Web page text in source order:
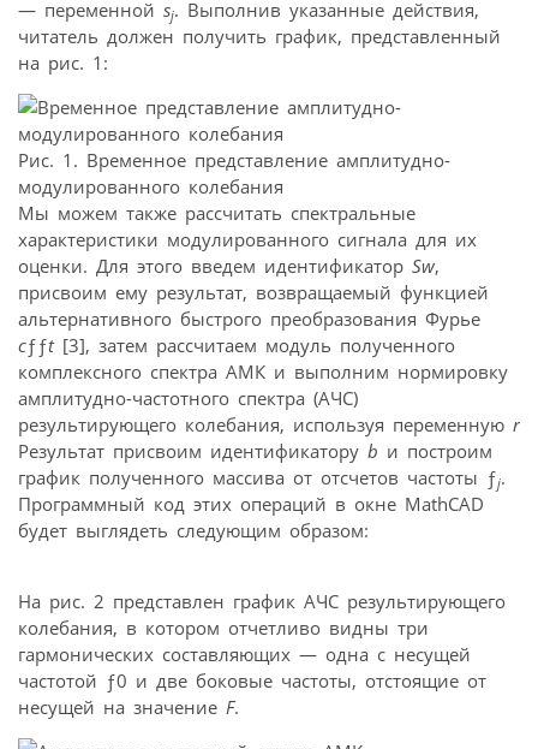
— переменной sj. Выполнив указанные действия,
читатель должен получить график, представленный
на рис. 1:
Рис. 1. Временное представление амплитудно-
модулированного колебания
Мы можем также рассчитать спектральные
характеристики модулированного сигнала для их
оценки. Для этого введем идентификатор Sw,
присвоим ему результат, возвращаемый функцией
альтернативного быстрого преобразования Фурье
cƒƒt[3], затем рассчитаем модуль полученного
комплексного спектра АМК и выполним нормировку
амплитудно-частотного спектра (АЧС)
результирующего колебания, используя переменную r
Результат присвоим идентификатору b и построим
график полученного массива от отсчетов частоты ƒj.
Программный код этих операций в окне MathCAD
будет выглядеть следующим образом:
На рис. 2 представлен график АЧС результирующего
колебания, в котором отчетливо видны три
гармонических составляющих — одна с несущей
частотой ƒ0 и две боковые частоты, отстоящие от
несущей на значение F.